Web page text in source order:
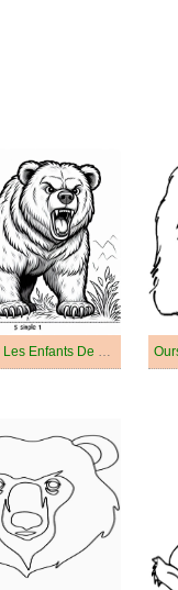
Ours Pour Les Enfants De 5 An